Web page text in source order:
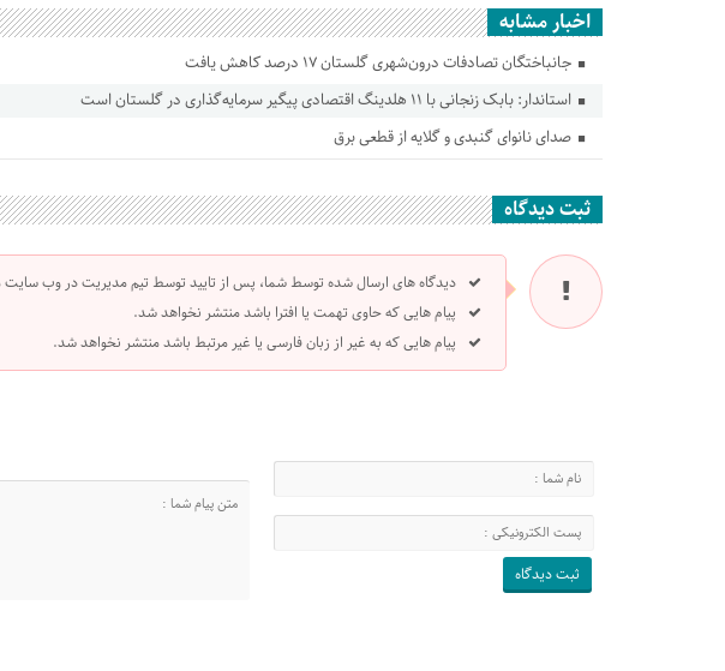
اخبار مشابه
جانباختگان تصادفات درون‌شهری گلستان ۱۷ درصد کاهش یافت
استاندار: بابک زنجانی با ۱۱ هلدینگ اقتصادی پیگیر سرمایه‌گذاری در گلستان است
صدای نانوای گنبدی و گلایه از قطعی برق
ثبت دیدگاه
دیدگاه های ارسال شده توسط شما، پس از تایید توسط تیم مدیریت در وب
پیام هایی که حاوی تهمت یا افترا باشد منتشر نخواهد شد.
پیام هایی که به غیر از زبان فارسی یا غیر مرتبط باشد منتشر نخواهد شد.